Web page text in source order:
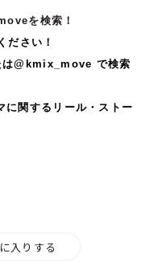
を検索！
ださい！
は@kmix_move で検索
に関するリール・ストー
入りする